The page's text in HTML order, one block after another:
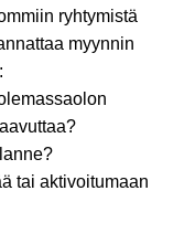
ryhtymistä
myynnin
tai aktivoitumaan